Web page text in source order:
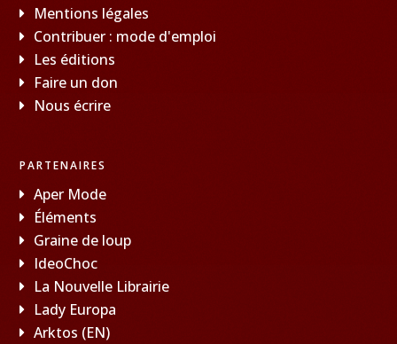
Mentions légales
Contribuer : mode d'emploi
Les éditions
Faire un don
Nous écrire
PARTENAIRES
Aper Mode
Éléments
Graine de loup
IdeoChoc
La Nouvelle Librairie
Lady Europa
Arktos (EN)